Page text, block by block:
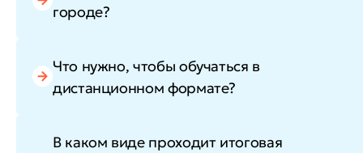
городе?
Что нужно, чтобы обучаться в
дистанционном формате?
В каком виде проходит итоговая